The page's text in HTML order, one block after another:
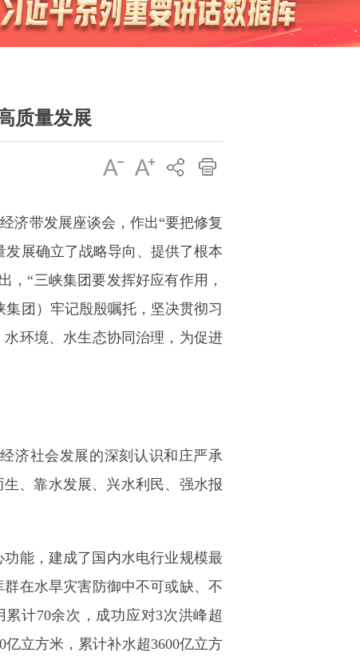
化大观 专题库
质量发展
济带发展座谈会，作出“要把修复
展确立了战略导向、提供了根本
，“三峡集团要发挥好应有作用，
团）牢记殷殷嘱托，坚决贯彻习
环境、水生态协同治理，为促进
济社会发展的深刻认识和庄严承
、靠水发展、兴水利民、强水报
能，建成了国内水电行业规模最
在水旱灾害防御中不可或缺、不
计70余次，成功应对3次洪峰超
立方米，累计补水超3600亿立方